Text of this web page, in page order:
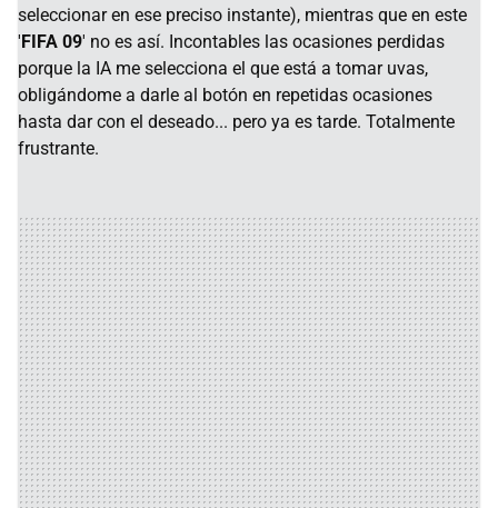
seleccionar en ese preciso instante), mientras que en este
'FIFA 09' no es así. Incontables las ocasiones perdidas
porque la IA me selecciona el que está a tomar uvas,
obligándome a darle al botón en repetidas ocasiones
hasta dar con el deseado... pero ya es tarde. Totalmente
frustrante.